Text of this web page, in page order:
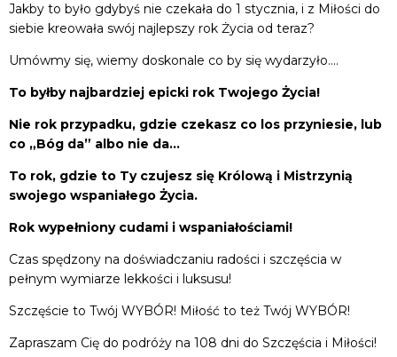
Jakby to było gdybyś nie czekała do 1 stycznia, i z Miłości do
siebie kreowała swój najlepszy rok Życia od teraz?
Umówmy się, wiemy doskonale co by się wydarzyło….
To byłby najbardziej epicki rok Twojego Życia!
Nie rok przypadku, gdzie czekasz co los przyniesie, lub
co „Bóg da” albo nie da…
To rok, gdzie to Ty czujesz się Królową i Mistrzynią
swojego wspaniałego Życia.
Rok wypełniony cudami i wspaniałościami!
Czas spędzony na doświadczaniu radości i szczęścia w
pełnym wymiarze lekkości i luksusu!
Szczęście to Twój WYBÓR! Miłość to też Twój WYBÓR!
Zapraszam Cię do podróży na 108 dni do Szczęścia i Miłości!